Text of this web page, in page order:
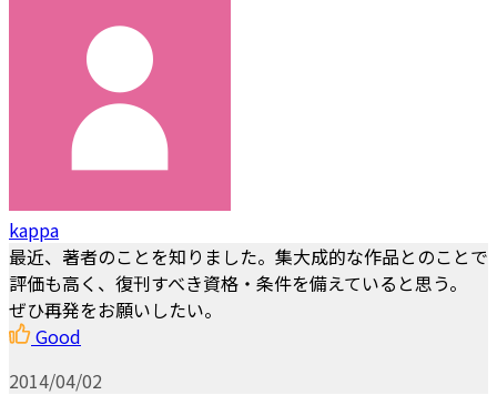
kappa
最近、著者のことを知りました。集大成的な作品とのことで
評価も高く、復刊すべき資格・条件を備えていると思う。
ぜひ再発をお願いしたい。
Good
2014/04/02